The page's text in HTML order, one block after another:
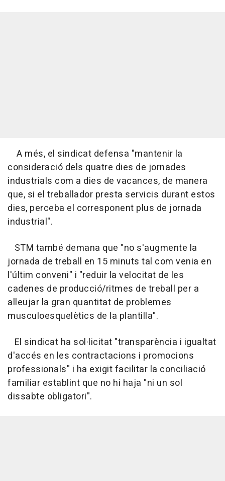
A més, el sindicat defensa "mantenir la
consideració dels quatre dies de jornades
industrials com a dies de vacances, de manera
que, si el treballador presta servicis durant estos
dies, perceba el corresponent plus de jornada
industrial".
STM també demana que "no s'augmente la
jornada de treball en 15 minuts tal com venia en
l'últim conveni" i "reduir la velocitat de les
cadenes de producció/ritmes de treball per a
alleujar la gran quantitat de problemes
musculoesquelètics de la plantilla".
El sindicat ha sol·licitat "transparència i igualtat
d'accés en les contractacions i promocions
professionals" i ha exigit facilitar la conciliació
familiar establint que no hi haja "ni un sol
dissabte obligatori".